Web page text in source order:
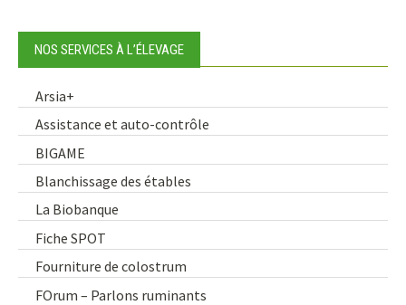
NOS SERVICES À L’ÉLEVAGE
Arsia+
Assistance et auto-contrôle
BIGAME
Blanchissage des étables
La Biobanque
Fiche SPOT
Fourniture de colostrum
FOrum – Parlons ruminants